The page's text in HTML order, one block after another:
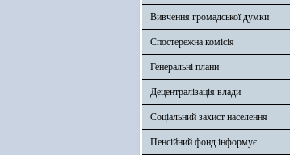
Вивчення громадської думки
Спостережна комісія
Генеральні плани
Децентралізація влади
Соціальний захист населення
Пенсійний фонд інформує